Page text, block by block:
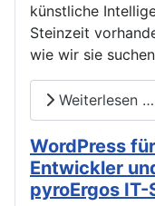
künstliche
Steinzeit
wie wir sie
Weiterlesen …
WordPress
Entwickler
pyroErgos